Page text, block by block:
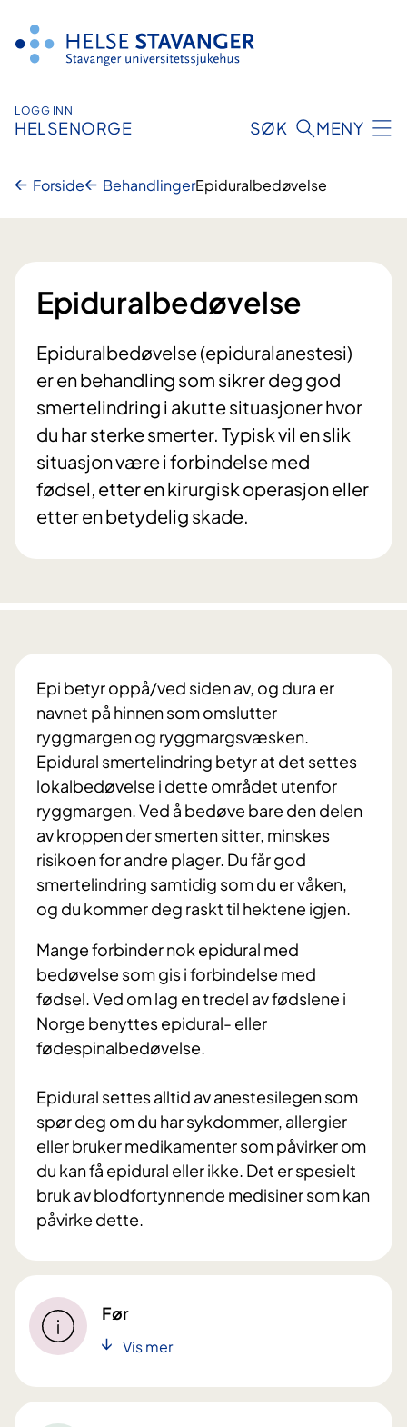
innhold
LOGG INN
HELSENORGE SØK MENY
Forside BehandlingerEpiduralbedøvelse
Epiduralbedøvelse
Epiduralbedøvelse (epiduralanestesi)
er en behandling som sikrer deg god
smertelindring i akutte situasjoner hvor
du har sterke smerter. Typisk vil en slik
situasjon være i forbindelse med
fødsel, etter en kirurgisk operasjon eller
etter en betydelig skade.
Epi betyr oppå/ved siden av, og dura er
navnet på hinnen som omslutter
ryggmargen og ryggmargsvæsken.
Epidural smertelindring betyr at det settes
lokalbedøvelse i dette området utenfor
ryggmargen. Ved å bedøve bare den delen
av kroppen der smerten sitter, minskes
risikoen for andre plager. Du får god
smertelindring samtidig som du er våken,
og du kommer deg raskt til hektene igjen.
Mange forbinder nok epidural med
bedøvelse som gis i forbindelse med
fødsel. Ved om lag en tredel av fødslene i
Norge benyttes epidural- eller
fødespinalbedøvelse.
Epidural settes alltid av anestesilegen som
spør deg om du har sykdommer, allergier
eller bruker medikamenter som påvirker om
du kan få epidural eller ikke. Det er spesielt
bruk av blodfortynnende medisiner som kan
påvirke dette.
Før
Vis mer